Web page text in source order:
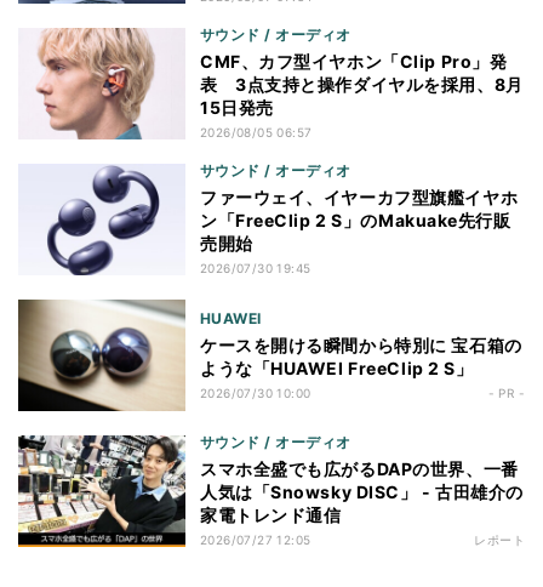
サウンド / オーディオ
CMF、カフ型イヤホン「Clip Pro」発
表 3点支持と操作ダイヤルを採用、8月
15日発売
2026/08/05 06:57
サウンド / オーディオ
ファーウェイ、イヤーカフ型旗艦イヤホ
ン「FreeClip 2 S」のMakuake先行販
売開始
2026/07/30 19:45
HUAWEI
ケースを開ける瞬間から特別に 宝石箱の
ような「HUAWEI FreeClip 2 S」
2026/07/30 10:00 - PR -
サウンド / オーディオ
スマホ全盛でも広がるDAPの世界、一番
人気は「Snowsky DISC」 - 古田雄介の
家電トレンド通信
2026/07/27 12:05 レポート